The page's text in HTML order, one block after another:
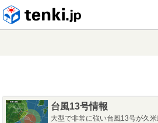
台風13号情報
大型で非常に強い台風13号が久